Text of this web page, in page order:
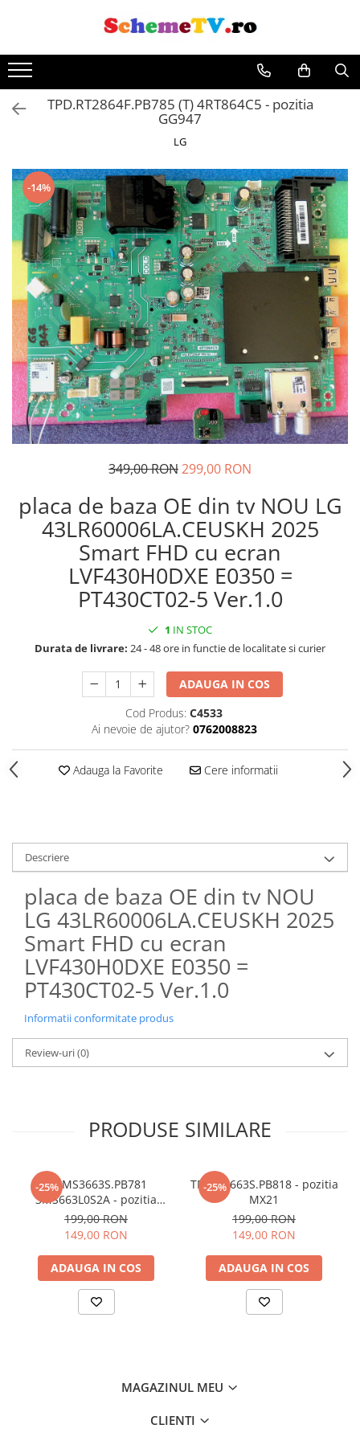
TPD.RT2864F.PB785 (T) 4RT864C5 - pozitia
GG947
LG
-14%
349,00 RON299,00 RON
placa de baza OE din tv NOU LG
43LR60006LA.CEUSKH 2025
Smart FHD cu ecran
LVF430H0DXE E0350 =
PT430CT02-5 Ver.1.0
1 IN STOC
Durata de livrare: 24 - 48 ore in functie de localitate si curier
ADAUGA IN COS
Cod Produs: C4533
Ai nevoie de ajutor? 0762008823
Adauga la Favorite Cere informatii
Descriere
placa de baza OE din tv NOU
LG 43LR60006LA.CEUSKH 2025
Smart FHD cu ecran
LVF430H0DXE E0350 =
PT430CT02-5 Ver.1.0
Informatii conformitate produs
Review-uri(0)
PRODUSE SIMILARE
-25%TP.MS3663S.PB781
3MS663L0S2A - pozitia
MX22
199,00 RON
149,00 RON
ADAUGA IN COS
-25%
TP.MS3663S.PB818 - pozitia
MX21
199,00 RON
149,00 RON
ADAUGA IN COS
MAGAZINUL MEU
CLIENTI